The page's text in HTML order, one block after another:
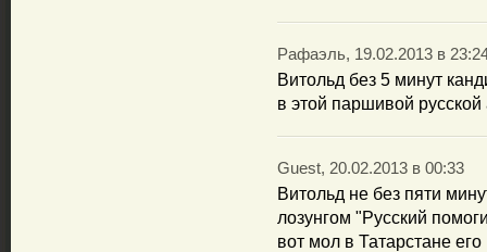
Рафаэль, 19.02.2013 в
Витольд без 5 минут
в этой паршивой
Guest, 20.02.2013 в 00:33
Витольд не без пяти
лозунгом "Русский
вот мол в Татарстане его